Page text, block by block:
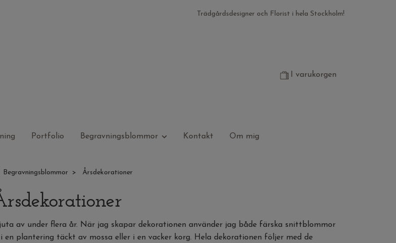
Trädgårdsdesigner och Florist i hela Stockholm!
I varukorgen
Portfolio Begravningsblommor Kontakt Om mig
Begravningsblommor Årsdekorationer
av under flera år. När jag skapar dekorationen använder jag både färska snittblommor
plantering täckt av mossa eller i en vacker korg. Hela dekorationen följer med de